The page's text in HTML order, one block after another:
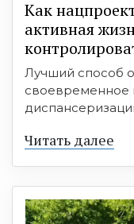
Как
активная
Лучший способ
своевременное
Читать далее